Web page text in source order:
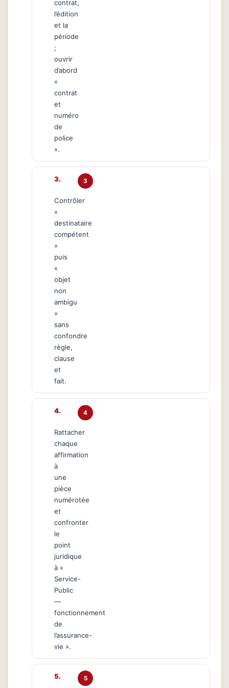
contrat,
l’édition
et la
période
;
ouvrir
d’abord
«
contrat
et
numéro
de
police
».
3
Contrôler
«
destinataire
compétent
»
puis
«
objet
non
ambigu
»
sans
confondre
règle,
clause
et
fait.
4
Rattacher
chaque
affirmation
à
une
pièce
numérotée
et
confronter
le
point
juridique
à «
Service-
Public
—
fonctionnement
de
l’assurance-
vie ».
5